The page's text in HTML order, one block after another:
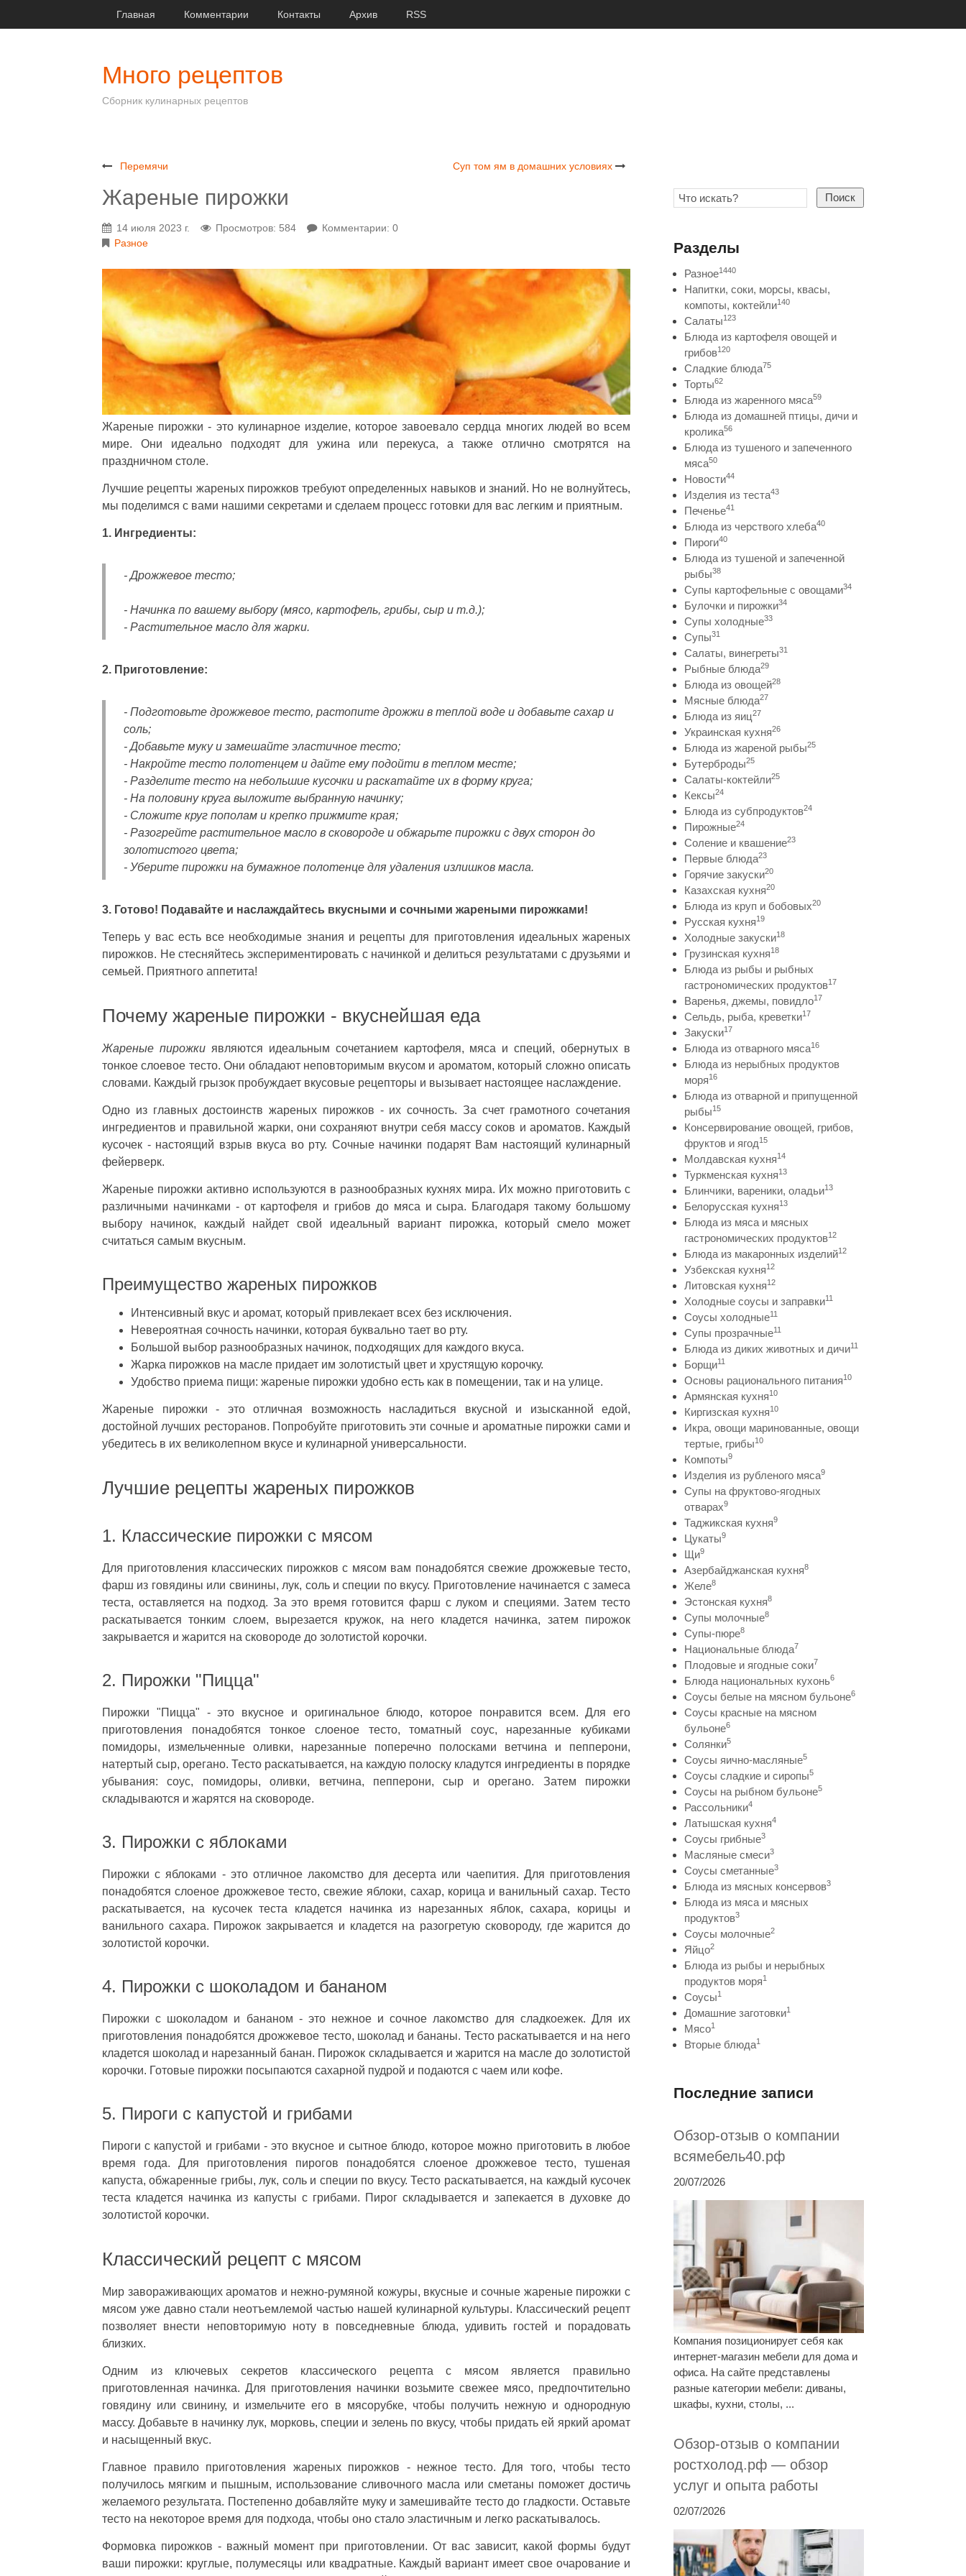
Главная Комментарии Контакты Архив RSS
Много рецептов
Сборник кулинарных рецептов
Перемячи Суп том ям в домашних условиях
Жареные пирожки
14 июля 2023 г. Просмотров: 584
Комментарии: 0
Разное
Жареные пирожки - это кулинарное изделие, которое завоевало сердца многих людей во всем
мире. Они идеально подходят для ужина или перекуса, а также отлично смотрятся на
праздничном столе.
Лучшие рецепты жареных пирожков требуют определенных навыков и знаний. Но не волнуйтесь,
мы поделимся с вами нашими секретами и сделаем процесс готовки для вас легким и приятным.
1. Ингредиенты:
- Дрожжевое тесто;
- Начинка по вашему выбору (мясо, картофель, грибы, сыр и т.д.);
- Растительное масло для жарки.
2. Приготовление:
- Подготовьте дрожжевое тесто, растопите дрожжи в теплой воде и добавьте сахар и
соль;
- Добавьте муку и замешайте эластичное тесто;
- Накройте тесто полотенцем и дайте ему подойти в теплом месте;
- Разделите тесто на небольшие кусочки и раскатайте их в форму круга;
- На половину круга выложите выбранную начинку;
- Сложите круг пополам и крепко прижмите края;
- Разогрейте растительное масло в сковороде и обжарьте пирожки с двух сторон до
золотистого цвета;
- Уберите пирожки на бумажное полотенце для удаления излишков масла.
3. Готово! Подавайте и наслаждайтесь вкусными и сочными жареными пирожками!
Теперь у вас есть все необходимые знания и рецепты для приготовления идеальных жареных
пирожков. Не стесняйтесь экспериментировать с начинкой и делиться результатами с друзьями и
семьей. Приятного аппетита!
Почему жареные пирожки - вкуснейшая еда
Жареные пирожкиявляются идеальным сочетанием картофеля, мяса и специй, обернутых в
тонкое слоевое тесто. Они обладают неповторимым вкусом и ароматом, который сложно описать
словами. Каждый грызок пробуждает вкусовые рецепторы и вызывает настоящее наслаждение.
Одно из главных достоинств жареных пирожков - их сочность. За счет грамотного сочетания
ингредиентов и правильной жарки, они сохраняют внутри себя массу соков и ароматов. Каждый
кусочек - настоящий взрыв вкуса во рту. Сочные начинки подарят Вам настоящий кулинарный
фейерверк.
Жареные пирожки активно используются в разнообразных кухнях мира. Их можно приготовить с
различными начинками - от картофеля и грибов до мяса и сыра. Благодаря такому большому
выбору начинок, каждый найдет свой идеальный вариант пирожка, который смело может
считаться самым вкусным.
Преимущество жареных пирожков
Интенсивный вкус и аромат, который привлекает всех без исключения.
Невероятная сочность начинки, которая буквально тает во рту.
Большой выбор разнообразных начинок, подходящих для каждого вкуса.
Жарка пирожков на масле придает им золотистый цвет и хрустящую корочку.
Удобство приема пищи: жареные пирожки удобно есть как в помещении, так и на улице.
Жареные пирожки - это отличная возможность насладиться вкусной и изысканной едой,
достойной лучших ресторанов. Попробуйте приготовить эти сочные и ароматные пирожки сами и
убедитесь в их великолепном вкусе и кулинарной универсальности.
Лучшие рецепты жареных пирожков
1. Классические пирожки с мясом
Для приготовления классических пирожков с мясом вам понадобятся свежие дрожжевые тесто,
фарш из говядины или свинины, лук, соль и специи по вкусу. Приготовление начинается с замеса
теста, оставляется на подход. За это время готовится фарш с луком и специями. Затем тесто
раскатывается тонким слоем, вырезается кружок, на него кладется начинка, затем пирожок
закрывается и жарится на сковороде до золотистой корочки.
2. Пирожки "Пицца"
Пирожки "Пицца" - это вкусное и оригинальное блюдо, которое понравится всем. Для его
приготовления понадобятся тонкое слоеное тесто, томатный соус, нарезанные кубиками
помидоры, измельченные оливки, нарезанные поперечно полосками ветчина и пепперони,
натертый сыр, орегано. Тесто раскатывается, на каждую полоску кладутся ингредиенты в порядке
убывания: соус, помидоры, оливки, ветчина, пепперони, сыр и орегано. Затем пирожки
складываются и жарятся на сковороде.
3. Пирожки с яблоками
Пирожки с яблоками - это отличное лакомство для десерта или чаепития. Для приготовления
понадобятся слоеное дрожжевое тесто, свежие яблоки, сахар, корица и ванильный сахар. Тесто
раскатывается, на кусочек теста кладется начинка из нарезанных яблок, сахара, корицы и
ванильного сахара. Пирожок закрывается и кладется на разогретую сковороду, где жарится до
золотистой корочки.
4. Пирожки с шоколадом и бананом
Пирожки с шоколадом и бананом - это нежное и сочное лакомство для сладкоежек. Для их
приготовления понадобятся дрожжевое тесто, шоколад и бананы. Тесто раскатывается и на него
кладется шоколад и нарезанный банан. Пирожок складывается и жарится на масле до золотистой
корочки. Готовые пирожки посыпаются сахарной пудрой и подаются с чаем или кофе.
5. Пироги с капустой и грибами
Пироги с капустой и грибами - это вкусное и сытное блюдо, которое можно приготовить в любое
время года. Для приготовления пирогов понадобятся слоеное дрожжевое тесто, тушеная
капуста, обжаренные грибы, лук, соль и специи по вкусу. Тесто раскатывается, на каждый кусочек
теста кладется начинка из капусты с грибами. Пирог складывается и запекается в духовке до
золотистой корочки.
Классический рецепт с мясом
Мир завораживающих ароматов и нежно-румяной кожуры, вкусные и сочные жареные пирожки с
мясом уже давно стали неотъемлемой частью нашей кулинарной культуры. Классический рецепт
позволяет внести неповторимую ноту в повседневные блюда, удивить гостей и порадовать
близких.
Одним из ключевых секретов классического рецепта с мясом является правильно
приготовленная начинка. Для приготовления начинки возьмите свежее мясо, предпочтительно
говядину или свинину, и измельчите его в мясорубке, чтобы получить нежную и однородную
массу. Добавьте в начинку лук, морковь, специи и зелень по вкусу, чтобы придать ей яркий аромат
и насыщенный вкус.
Главное правило приготовления жареных пирожков - нежное тесто. Для того, чтобы тесто
получилось мягким и пышным, использование сливочного масла или сметаны поможет достичь
желаемого результата. Постепенно добавляйте муку и замешивайте тесто до гладкости. Оставьте
тесто на некоторое время для подхода, чтобы оно стало эластичным и легко раскатывалось.
Формовка пирожков - важный момент при приготовлении. От вас зависит, какой формы будут
ваши пирожки: круглые, полумесяцы или квадратные. Каждый вариант имеет свое очарование и
Поиск
Разделы
Разное1440
Напитки, соки, морсы, квасы,
компоты, коктейли140
Салаты123
Блюда из картофеля овощей и
грибов120
Сладкие блюда75
Торты62
Блюда из жаренного мяса59
Блюда из домашней птицы, дичи и
кролика56
Блюда из тушеного и запеченного
мяса50
Новости44
Изделия из теста43
Печенье41
Блюда из черствого хлеба40
Пироги40
Блюда из тушеной и запеченной
рыбы38
Супы картофельные с овощами34
Булочки и пирожки34
Супы холодные33
Супы31
Салаты, винегреты31
Рыбные блюда29
Блюда из овощей28
Мясные блюда27
Блюда из яиц27
Украинская кухня26
Блюда из жареной рыбы25
Бутерброды25
Салаты-коктейли25
Кексы24
Блюда из субпродуктов24
Пирожные24
Соление и квашение23
Первые блюда23
Горячие закуски20
Казахская кухня20
Блюда из круп и бобовых20
Русская кухня19
Холодные закуски18
Грузинская кухня18
Блюда из рыбы и рыбных
гастрономических продуктов17
Варенья, джемы, повидло17
Сельдь, рыба, креветки17
Закуски17
Блюда из отварного мяса16
Блюда из нерыбных продуктов
моря16
Блюда из отварной и припущенной
рыбы15
Консервирование овощей, грибов,
фруктов и ягод15
Молдавская кухня14
Туркменская кухня13
Блинчики, вареники, оладьи13
Белорусская кухня13
Блюда из мяса и мясных
гастрономических продуктов12
Блюда из макаронных изделий12
Узбекская кухня12
Литовская кухня12
Холодные соусы и заправки11
Соусы холодные11
Супы прозрачные11
Блюда из диких животных и дичи11
Борщи11
Основы рационального питания10
Армянская кухня10
Киргизская кухня10
Икра, овощи маринованные, овощи
тертые, грибы10
Компоты9
Изделия из рубленого мяса9
Супы на фруктово-ягодных
отварах9
Таджикская кухня9
Цукаты9
Щи9
Азербайджанская кухня8
Желе8
Эстонская кухня8
Супы молочные8
Супы-пюре8
Национальные блюда7
Плодовые и ягодные соки7
Блюда национальных кухонь6
Соусы белые на мясном бульоне6
Соусы красные на мясном
бульоне6
Солянки5
Соусы яично-масляные5
Соусы сладкие и сиропы5
Соусы на рыбном бульоне5
Рассольники4
Латышская кухня4
Соусы грибные3
Масляные смеси3
Соусы сметанные3
Блюда из мясных консервов3
Блюда из мяса и мясных
продуктов3
Соусы молочные2
Яйцо2
Блюда из рыбы и нерыбных
продуктов моря1
Соусы1
Домашние заготовки1
Мясо1
Вторые блюда1
Последние записи
Обзор-отзыв о компании
всямебель40.рф
20/07/2026
Компания позиционирует себя как
интернет-магазин мебели для дома и
офиса. На сайте представлены
разные категории мебели: диваны,
шкафы, кухни, столы, ...
Обзор-отзыв о компании
ростхолод.рф — обзор
услуг и опыта работы
02/07/2026